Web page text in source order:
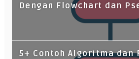
Dengan Flowchart dan
5+ Contoh Algoritma dan